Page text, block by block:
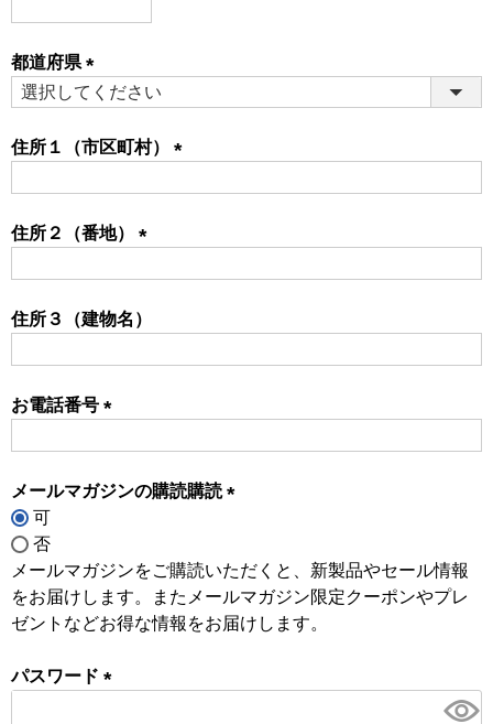
都道府県
(必
住所１（市区町村）
住所２（番地）
住所３（建物名）
お電話番号
メールマガジンの購読購読
可
否
メールマガジンをご購読いただくと、新製品やセール情報
をお届けします。またメールマガジン限定クーポンやプレ
ゼントなどお得な情報をお届けします。
パスワード